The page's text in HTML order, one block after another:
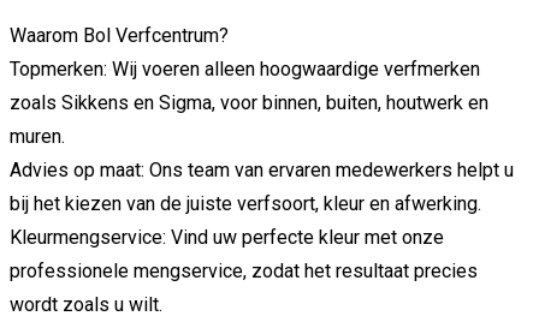
Waarom Bol Verfcentrum?
Topmerken: Wij voeren alleen hoogwaardige verfmerken
zoals Sikkens en Sigma, voor binnen, buiten, houtwerk en
muren.
Advies op maat: Ons team van ervaren medewerkers helpt u
bij het kiezen van de juiste verfsoort, kleur en afwerking.
Kleurmengservice: Vind uw perfecte kleur met onze
professionele mengservice, zodat het resultaat precies
wordt zoals u wilt.